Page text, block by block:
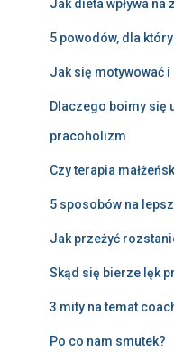
Jak dieta wpływa
5 powodów, dla
Jak się motywować
Dlaczego boimy się
pracoholizm
Czy terapia
5 sposobów na
Jak przeżyć
Skąd się bierze lęk
3 mity na temat
Po co nam smutek?